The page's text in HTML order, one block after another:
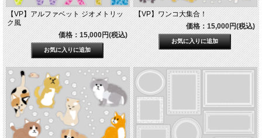
【VP】アルファベット ジオメトリッ
ク風
価格：15,000円(税込)
【VP】ワンコ大集合！
価格：15,000円(税込)